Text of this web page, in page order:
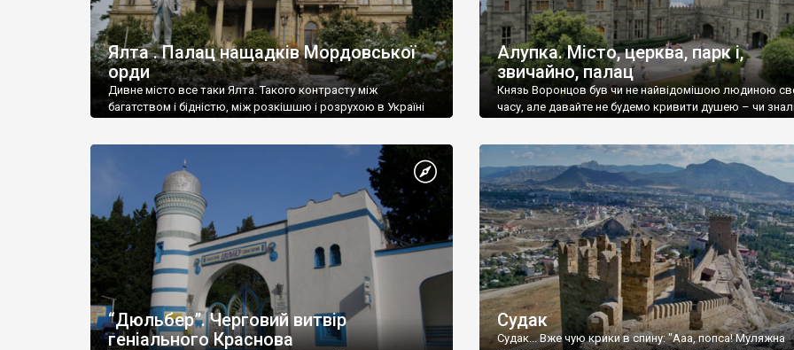
Ялта . Палац нащадків Мордовської
орди
Дивне місто все таки Ялта. Такого контрасту між
багатством і бідністю, між розкішшю і розрухою в Україні
Алупка. Місто, церква, парк і,
звичайно, палац
Князь Воронцов був чи не найвідомішою людиною
часу, але давайте не будемо кривити душею – чи
“Дюльбер”. Черговий витвір
геніального Краснова
Судак
Судак... Вже чую крики в спину: "Ааа, попса! Муляжна